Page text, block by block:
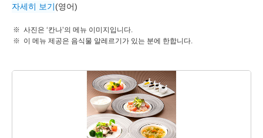
자세히 보기(영어)
사진은 ‘칸나’의 메뉴 이미지입니다.
이 메뉴 제공은 음식물 알레르기가 있는 분에 한합니다.